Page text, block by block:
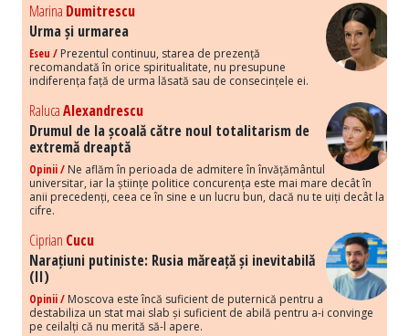
Marina Dumitrescu
Urma și urmarea
Eseu / Prezentul continuu, starea de prezență
recomandată în orice spiritualitate, nu presupune
indiferența față de urma lăsată sau de consecințele ei.
RalucaAlexandrescu
Drumul de la școală către noul totalitarism de
extremă dreaptă
Opinii / Ne aflăm în perioada de admitere în învățământul
universitar, iar la științe politice concurența este mai mare decât în
anii precedenți, ceea ce în sine e un lucru bun, dacă nu te uiți decât la
cifre.
Ciprian Cucu
Narațiuni putiniste: Rusia măreață și inevitabilă
(II)
Opinii / Moscova este încă suficient de puternică pentru a
destabiliza un stat mai slab și suficient de abilă pentru a-i convinge
pe ceilalți că nu merită să-l apere.